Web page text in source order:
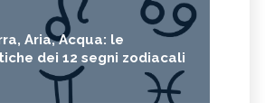
Aria, Acqua: le
dei 12 segni zodiacali